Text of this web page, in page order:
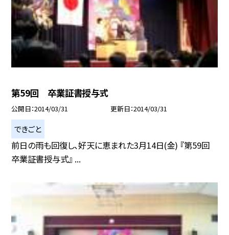
第59回 卒業証書授与式
公開日 2014/03/31 更新日 2014/03/31
できごと
前日の雨も回復し、好天に恵まれた3月14日(金) 『第59回
卒業証書授与式』 ...